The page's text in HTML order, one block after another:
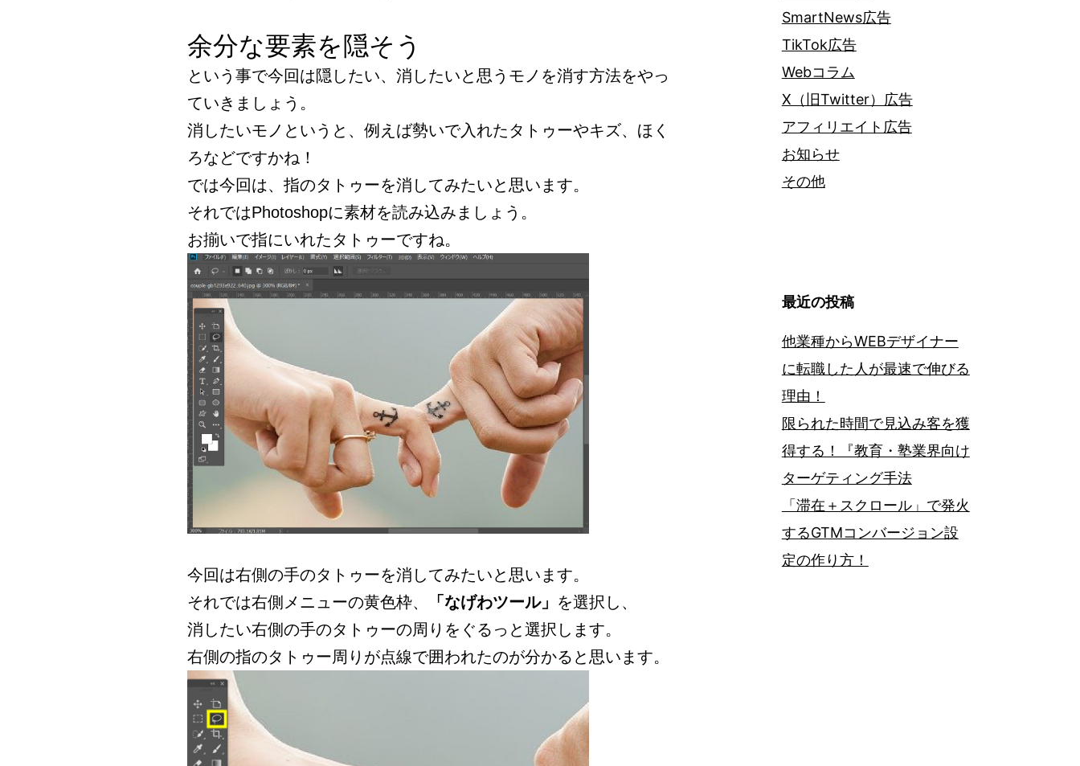
余分な要素を隠そう
という事で今回は隠したい、消したいと思うモノを消す方法をやっ
ていきましょう。
消したいモノというと、例えば勢いで入れたタトゥーやキズ、ほく
ろなどですかね！
では今回は、指のタトゥーを消してみたいと思います。
それではPhotoshopに素材を読み込みましょう。
お揃いで指にいれたタトゥーですね。
今回は右側の手のタトゥーを消してみたいと思います。
それでは右側メニューの黄色枠、
「なげわツール」 を選択し、
消したい右側の手のタトゥーの周りをぐるっと選択します。
右側の指のタトゥー周りが点線で囲われたのが分かると思います。
SmartNews広告
TikTok広告
Webコラム
X（旧Twitter）広告
アフィリエイト広告
お知らせ
その他
最近の投稿
他業種からWEBデザイナー
に転職した人が最速で伸びる
理由！
限られた時間で見込み客を獲
得する！『教育・塾業界向け
ターゲティング手法
「滞在＋スクロール」で発火
するGTMコンバージョン設
定の作り方！